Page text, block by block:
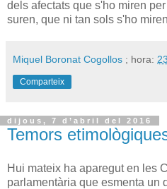
dels afectats que s'ho miren
suren, que ni tan sols s'ho
Miquel Boronat Cogollos ; hora:
Comparteix
dijous, 7 d’abril del 2016
Temors
Hui mateix ha aparegut en les
parlamentària que esmenta un